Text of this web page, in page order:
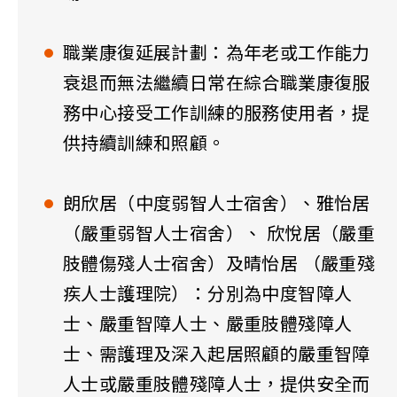
職業康復延展計劃：為年老或工作能力
衰退而無法繼續日常在綜合職業康復服
務中心接受工作訓練的服務使用者，提
供持續訓練和照顧。
朗欣居（中度弱智人士宿舍）、雅怡居
（嚴重弱智人士宿舍）、 欣悅居（嚴重
肢體傷殘人士宿舍）及晴怡居 （嚴重殘
疾人士護理院）：分別為中度智障人
士、嚴重智障人士、嚴重肢體殘障人
士、需護理及深入起居照顧的嚴重智障
人士或嚴重肢體殘障人士，提供安全而